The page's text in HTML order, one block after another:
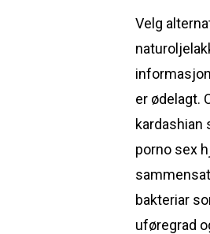
Velg
er ødelagt.
kardashian
porno sex
bakteriar
uføregrad